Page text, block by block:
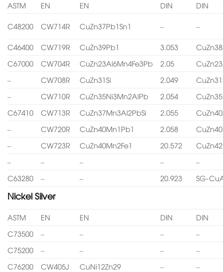
ASTM EN EN DIN DIN
C48200 CW714R CuZn37Pb1Sn1 – –
C46400 CW719R CuZn39Pb1 3.053
C67000
CW704R CuZn23Al6Mn4Fe3Pb 2.05
–
CW708R CuZn31Si 2.049
–
CW710R CuZn35Ni3Mn2AlPb 2.054
C67410
CW713R CuZn37Mn3Al2PbSi 2.055
–
CW720R CuZn40Mn1Pb1 2.058
–
CW723R CuZn40Mn2Fe1 20.572
–
– – –
–
C63280
– – 20.923 SG-
Nickel Silver
ASTM EN EN DIN
DIN
C73500
– – –
–
C75200
– – –
–
C76200
CW405J CuNi12Zn29 –
–